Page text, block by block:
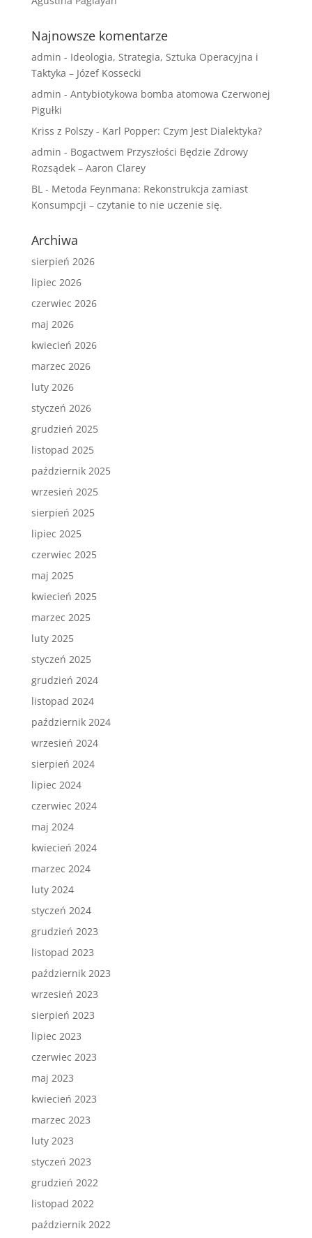
Najnowsze komentarze
admin - Ideologia, Strategia, Sztuka Operacyjna i
Taktyka – Józef Kossecki
admin - Antybiotykowa bomba atomowa Czerwonej
Pigułki
Kriss z Polszy- Karl Popper: Czym Jest Dialektyka?
admin - Bogactwem Przyszłości Będzie Zdrowy
Rozsądek – Aaron Clarey
BL- Metoda Feynmana: Rekonstrukcja zamiast
Konsumpcji – czytanie to nie uczenie się.
Archiwa
sierpień 2026
lipiec 2026
czerwiec 2026
maj 2026
kwiecień 2026
marzec 2026
luty 2026
styczeń 2026
grudzień 2025
listopad 2025
październik 2025
wrzesień 2025
sierpień 2025
lipiec 2025
czerwiec 2025
maj 2025
kwiecień 2025
marzec 2025
luty 2025
styczeń 2025
grudzień 2024
listopad 2024
październik 2024
wrzesień 2024
sierpień 2024
lipiec 2024
czerwiec 2024
maj 2024
kwiecień 2024
marzec 2024
luty 2024
styczeń 2024
grudzień 2023
listopad 2023
październik 2023
wrzesień 2023
sierpień 2023
lipiec 2023
czerwiec 2023
maj 2023
kwiecień 2023
marzec 2023
luty 2023
styczeń 2023
grudzień 2022
listopad 2022
październik 2022